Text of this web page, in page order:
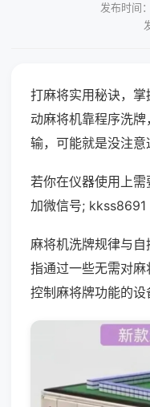
发布时间
打麻将实用秘诀，
动麻将机靠程序洗
输，可能就是没注意
若你在仪器使用上
加微信号; kkss8691
麻将机洗牌规律与
指通过一些无需对
控制麻将牌功能的设